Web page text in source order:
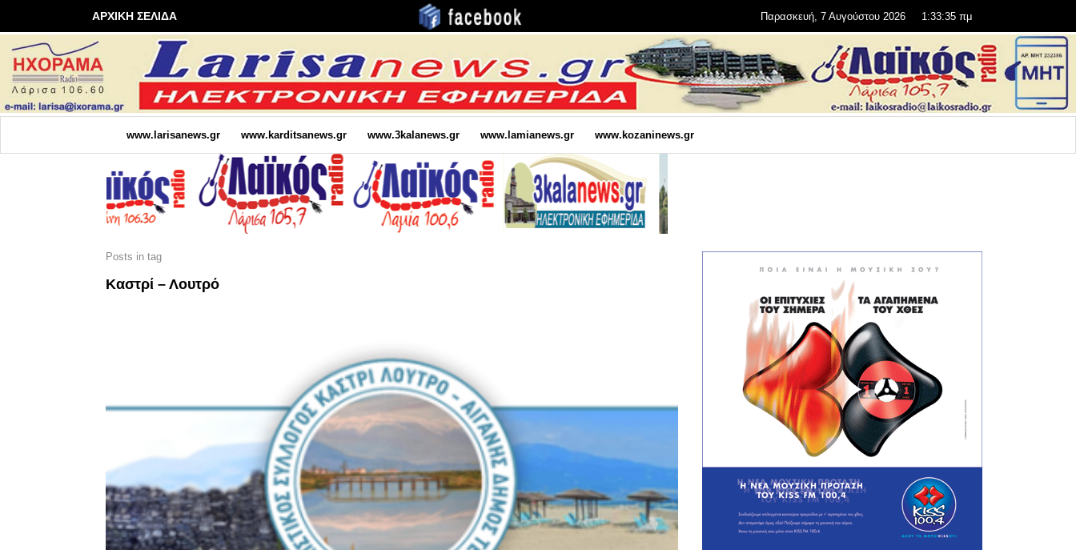
ΑΡΧΙΚΗ ΣΕΛΙΔΑ Παρασκευή, 7 Αυγούστου 2026 1:33:37 πμ
www.larisanews.gr www.karditsanews.gr www.3kalanews.gr www.lamianews.gr www.kozaninews.gr
Posts in tag
Καστρί – Λουτρό